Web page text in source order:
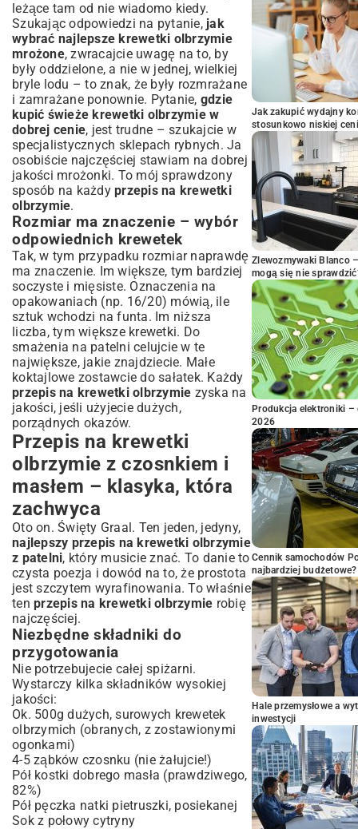
leżące tam od nie wiadomo kiedy.
Szukając odpowiedzi na pytanie, jak
wybrać najlepsze krewetki olbrzymie
mrożone, zwracajcie uwagę na to, by
były oddzielone, a nie w jednej, wielkiej
bryle lodu – to znak, że były rozmrażane
i zamrażane ponownie. Pytanie, gdzie
kupić świeże krewetki olbrzymie w
dobrej cenie, jest trudne – szukajcie w
specjalistycznych sklepach rybnych. Ja
osobiście najczęściej stawiam na dobrej
jakości mrożonki. To mój sprawdzony
sposób na każdy przepis na krewetki
olbrzymie.
Rozmiar ma znaczenie – wybór
odpowiednich krewetek
Tak, w tym przypadku rozmiar naprawdę
ma znaczenie. Im większe, tym bardziej
soczyste i mięsiste. Oznaczenia na
opakowaniach (np. 16/20) mówią, ile
sztuk wchodzi na funta. Im niższa
liczba, tym większe krewetki. Do
smażenia na patelni celujcie w te
największe, jakie znajdziecie. Małe
koktajlowe zostawcie do sałatek. Każdy
przepis na krewetki olbrzymie zyska na
jakości, jeśli użyjecie dużych,
porządnych okazów.
Przepis na krewetki
olbrzymie z czosnkiem i
masłem – klasyka, która
zachwyca
Oto on. Święty Graal. Ten jeden, jedyny,
najlepszy przepis na krewetki olbrzymie
z patelni, który musicie znać. To danie to
czysta poezja i dowód na to, że prostota
jest szczytem wyrafinowania. To właśnie
ten przepis na krewetki olbrzymie robię
najczęściej.
Niezbędne składniki do
przygotowania
Nie potrzebujecie całej spiżarni.
Wystarczy kilka składników wysokiej
jakości:
Ok. 500g dużych, surowych krewetek
olbrzymich (obranych, z zostawionymi
ogonkami)
4-5 ząbków czosnku (nie żałujcie!)
Pół kostki dobrego masła (prawdziwego,
82%)
Pół pęczka natki pietruszki, posiekanej
Sok z połowy cytryny
Jak zakupić wydajny
stosunkowo niskiej
Zlewozmywaki Blanco
mogą się nie
Produkcja elektroniki –
2026
Cennik samochodów
najbardziej budżetowe?
Hale przemysłowe a
inwestycji